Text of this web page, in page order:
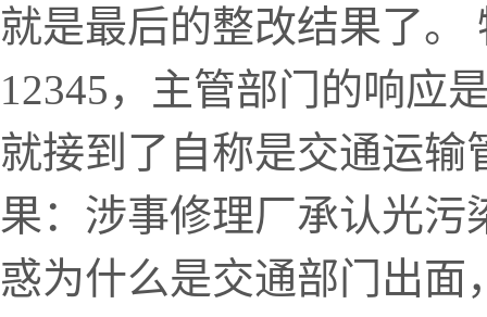
就是最后的整改结果了。
12345，主管部门的响应
就接到了自称是交通运
果：涉事修理厂承认光
惑为什么是交通部门出